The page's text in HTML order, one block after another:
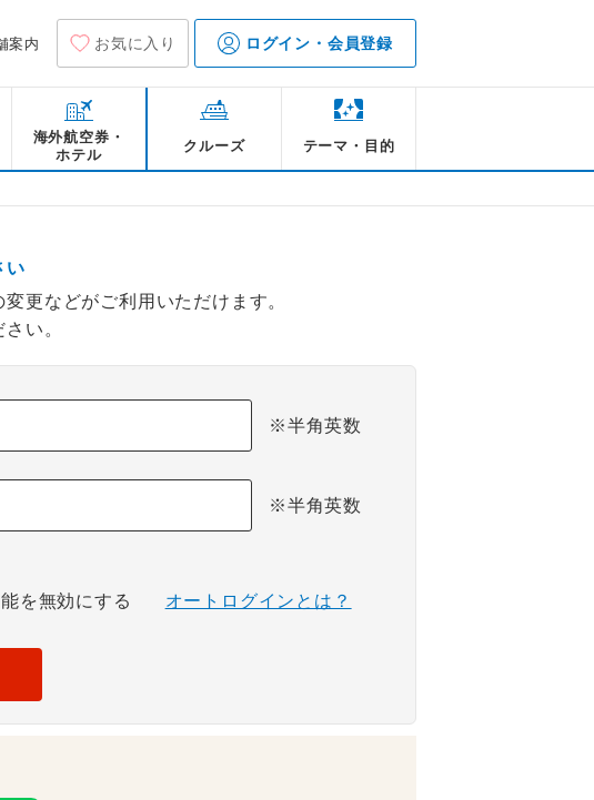
案内 お気に入り ログイン・会員登録
海外航空券・
ホテル
クルーズ テーマ・目的
い
更などがご利用いただけます。
い。
※半角英数
※半角英数
を無効にする オートログインとは？